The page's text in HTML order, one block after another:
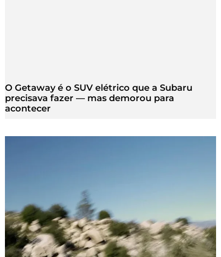
O Getaway é o SUV elétrico que a Subaru
precisava fazer — mas demorou para
acontecer